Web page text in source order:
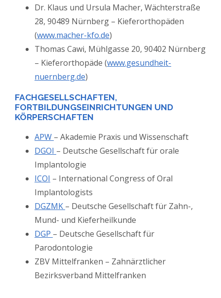
Dr. Klaus und Ursula Macher, Wächterstraße
28, 90489 Nürnberg – Kieferorthopäden
(www.macher-kfo.de)
Thomas Cawi, Mühlgasse 20, 90402 Nürnberg
– Kieferorthopäde (www.gesundheit-
nuernberg.de)
FACHGESELLSCHAFTEN,
FORTBILDUNGSEINRICHTUNGEN UND
KÖRPERSCHAFTEN
APW – Akademie Praxis und Wissenschaft
DGOI – Deutsche Gesellschaft für orale
Implantologie
ICOI – International Congress of Oral
Implantologists
DGZMK – Deutsche Gesellschaft für Zahn-,
Mund- und Kieferheilkunde
DGP – Deutsche Gesellschaft für
Parodontologie
ZBV Mittelfranken – Zahnärztlicher
Bezirksverband Mittelfranken